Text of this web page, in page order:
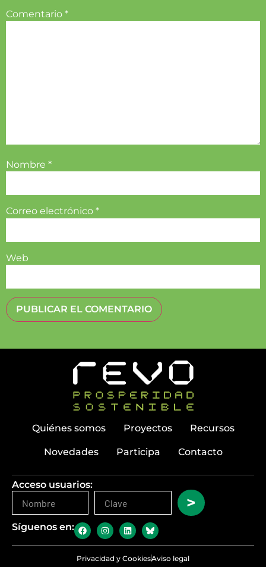
Comentario *
Nombre *
Correo electrónico *
Web
Quiénes somos Proyectos Recursos
Novedades Participa Contacto
Acceso usuarios:
>
Síguenos en:
Privacidad y CookiesAviso legal